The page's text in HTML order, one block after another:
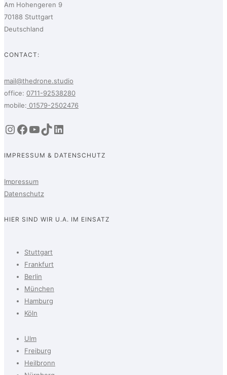
Am Hohengeren 9
70188 Stuttgart
Deutschland
CONTACT:
mail@thedrone.studio
office: 0711-92538280
mobile: 01579-2502476
Instagram
Facebook
YouTube
TikTok
LinkedIn
IMPRESSUM & DATENSCHUTZ
Impressum
Datenschutz
HIER SIND WIR U.A. IM EINSATZ
Stuttgart
Frankfurt
Berlin
München
Hamburg
Köln
Ulm
Freiburg
Heilbronn